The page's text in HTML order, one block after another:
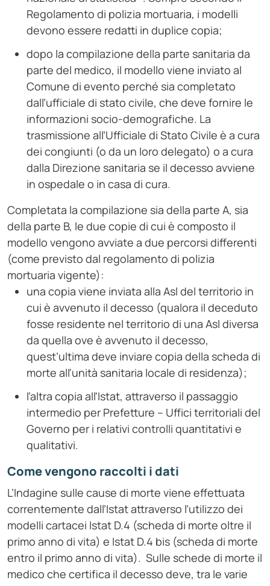
Regolamento di polizia mortuaria, i modelli
devono essere redatti in duplice copia;
dopo la compilazione della parte sanitaria da
parte del medico, il modello viene inviato al
Comune di evento perché sia completato
dall’ufficiale di stato civile, che deve fornire le
informazioni socio-demografiche. La
trasmissione all’Ufficiale di Stato Civile è a cura
dei congiunti (o da un loro delegato) o a cura
dalla Direzione sanitaria se il decesso avviene
in ospedale o in casa di cura.
Completata la compilazione sia della parte A, sia
della parte B, le due copie di cui è composto il
modello vengono avviate a due percorsi differenti
(come previsto dal regolamento di polizia
mortuaria vigente):
una copia viene inviata alla Asl del territorio in
cui è avvenuto il decesso (qualora il deceduto
fosse residente nel territorio di una Asl diversa
da quella ove è avvenuto il decesso,
quest’ultima deve inviare copia della scheda di
morte all'unità sanitaria locale di residenza);
l’altra copia all'Istat, attraverso il passaggio
intermedio per Prefetture – Uffici territoriali del
Governo per i relativi controlli quantitativi e
qualitativi.
Come vengono raccolti i dati
L’Indagine sulle cause di morte viene effettuata
correntemente dall’Istat attraverso l’utilizzo dei
modelli cartacei Istat D.4 (scheda di morte oltre il
primo anno di vita) e Istat D.4 bis (scheda di morte
entro il primo anno di vita). Sulle schede di morte il
medico che certifica il decesso deve, tra le varie